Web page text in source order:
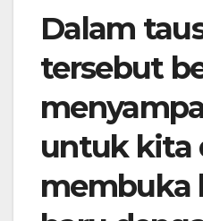
Dalam
tersebut
untuk kita
membuka